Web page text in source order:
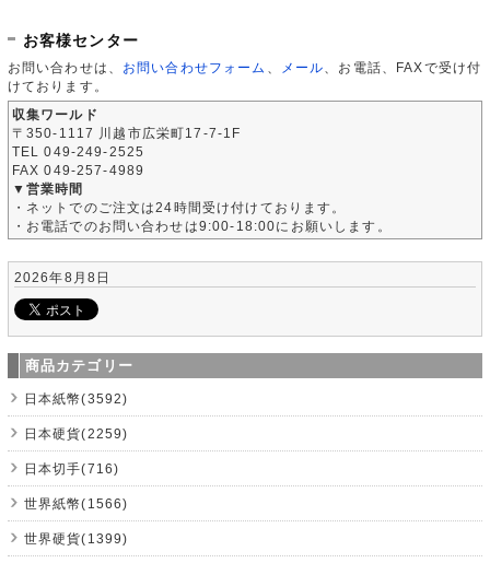
お客様センター
お問い合わせは、 お問い合わせフォーム メール 、お電話、FAXで受け付
けております。
収集ワールド
〒350-1117 川越市広栄町17-7-1F
TEL 049-249-2525
FAX 049-257-4989
▼営業時間
・ネットでのご注文は24時間受け付けております。
・お電話でのお問い合わせは9:00-18:00にお願いします。
2026年8月8日
商品カテゴリー
日本紙幣(3592)
日本硬貨(2259)
日本切手(716)
世界紙幣(1566)
世界硬貨(1399)